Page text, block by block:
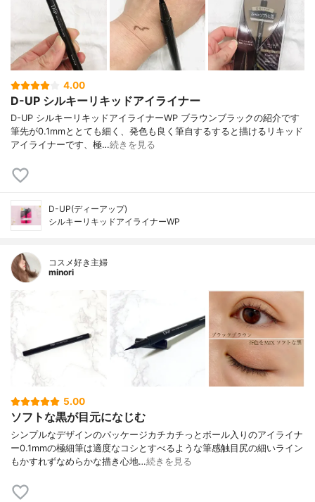
4.00
D-UP シルキーリキッドアイライナー
D-UP シルキーリキッドアイライナーWP ブラウンブラックの紹介です
筆先が0.1mmととても細く、発色も良く筆自するすると描けるリキッド
アイライナーです、極…続きを見る
D-UP(ディーアップ)
シルキーリキッドアイライナーWP
コスメ好き主婦
minori
5.00
ソフトな黒が目元になじむ
シンプルなデザインのパッケージカチカチっとボール入りのアイライナ
ー0.1mmの極細筆は適度なコシとすべるような筆感触目尻の細いライン
もかすれずなめらかな描き心地…続きを見る